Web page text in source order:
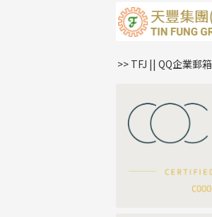
>> TFJ || QQ企業郵箱